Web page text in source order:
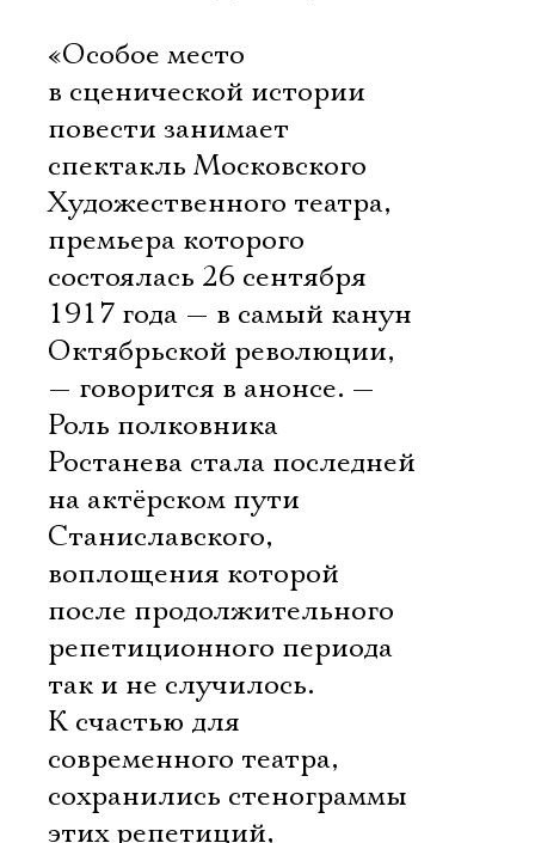
«Особое место
в сценической истории
повести занимает
спектакль Московского
Художественного театра,
премьера которого
состоялась 26 сентября
1917 года — в самый канун
Октябрьской революции,
— говорится в анонсе. —
Роль полковника
Ростанева стала последней
на актёрском пути
Станиславского,
воплощения которой
после продолжительного
репетиционного периода
так и не случилось.
К счастью для
современного театра,
сохранились стенограммы
этих репетиций,